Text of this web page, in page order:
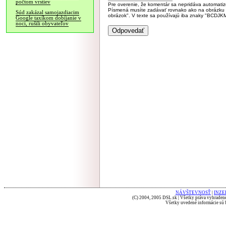
počtom vrstiev
Súd zakázal samojazdiacim
Google taxíkom dobíjanie v
noci, rušili obyvateľov
Pre overenie, že komentár sa nepridáva
Písmená musíte zadávať rovnako ako na
obrázok". V texte sa používajú iba znaky
NÁVŠTEVNOSŤ
(C) 2004, 2005 DSL.sk | Všetky práva
Všetky uvedené informácie sú